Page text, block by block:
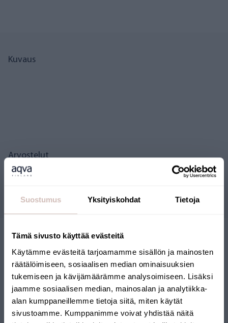
Suostumus Yksityiskohdat Tietoja
Tämä sivusto käyttää evästeitä
Käytämme evästeitä tarjoamamme sisällön ja mainosten
räätälöimiseen, sosiaalisen median ominaisuuksien
tukemiseen ja kävijämäärämme analysoimiseen. Lisäksi
jaamme sosiaalisen median, mainosalan ja analytiikka-
alan kumppaneillemme tietoja siitä, miten käytät
sivustoamme. Kumppanimme voivat yhdistää näitä
Kuvaus
Arvostelut
SUOMALAINEN